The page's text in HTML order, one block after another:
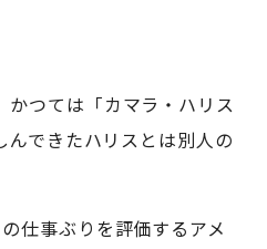
つては「カマラ・ハリス
できたハリスとは別人の
仕事ぶりを評価するアメ